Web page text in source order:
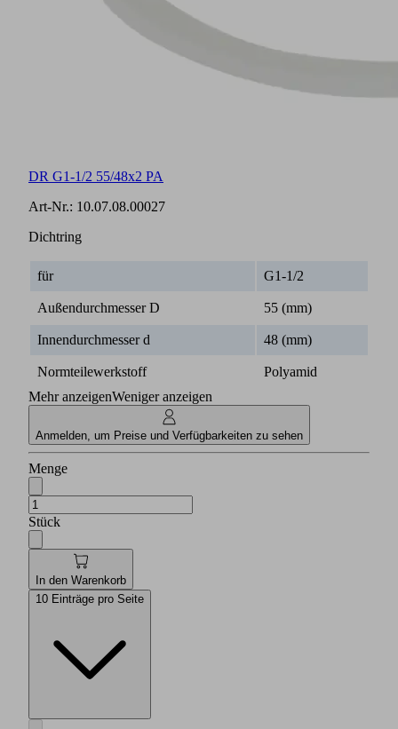
DR G1-1/2 55/48x2 PA
Art-Nr.: 10.07.08.00027
Dichtring
für G1-1/2
Außendurchmesser D 55 (mm)
Innendurchmesser d 48 (mm)
Normteilewerkstoff
Polyamid
Mehr anzeigenWeniger anzeigen
Anmelden, um Preise und Verfügbarkeiten zu sehen
Menge
Stück
In den Warenkorb
10 Einträge pro Seite